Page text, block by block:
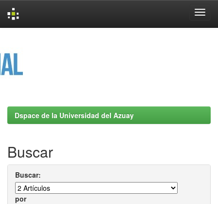
Dspace de la Universidad del Azuay
Buscar
Buscar:
por